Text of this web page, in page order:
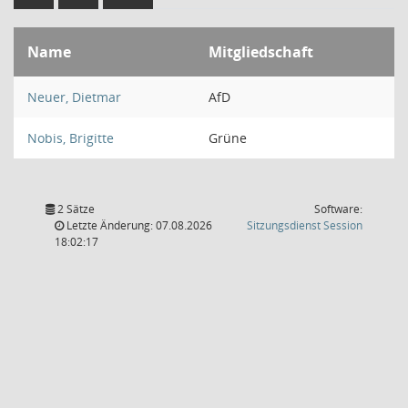
Name Mitgliedschaft
Neuer, Dietmar AfD
Nobis, Brigitte Grüne
2 Sätze
Letzte Änderung: 07.08.2026
18:02:17
Software:
SitzungsdienstSession(Wird in